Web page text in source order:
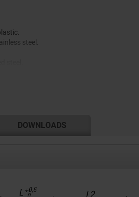
steel.
DOWNLOADS